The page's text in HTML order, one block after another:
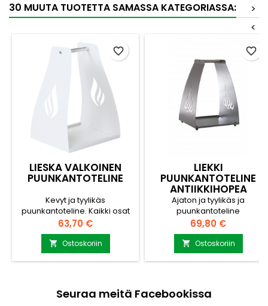
30 MUUTA TUOTETTA SAMASSA KATEGORIASSA:
>
<
LIESKA VALKOINEN
PUUNKANTOTELINE
Kevyt ja tyylikäs
puunkantoteline. Kaikki osat
merialumiinia. Kevyt ja
kestävä. Ei naarmuta lattioita.
Kotimaista laatua.
Pulverimaalattu valkoinen.
Puutelineet voi halutessaan
varisemisen lattialle.
Hinta
63,70 €
 Ostoskoriin
favorite_border
LIEKKI
PUUNKANTOTELINE
ANTIIKKIHOPEA
Ajaton ja tyylikäs ja
puunkantoteline
pitkäaikaiseen käyttöön.
Valmistettu Suomessa.
Jaloissa muovitassut, jotka ei
naarmuta lattiaa. Kaikki osat
merialumiinia. Kevyt ja
antiikkihopea. Puutelineet voi
halutessaan pinota
Hinta
69,80 €
 Ostoskoriin
favorite_border
Seuraa meitä Facebookissa